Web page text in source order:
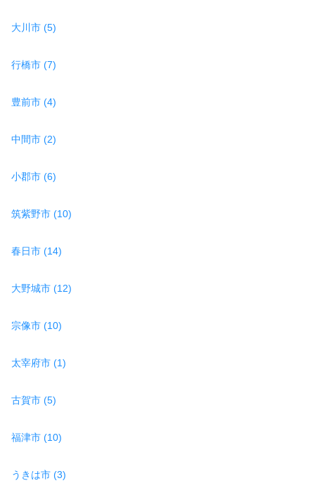
大川市 (5)
行橋市 (7)
豊前市 (4)
中間市 (2)
小郡市 (6)
筑紫野市 (10)
春日市 (14)
大野城市 (12)
宗像市 (10)
太宰府市 (1)
古賀市 (5)
福津市 (10)
うきは市 (3)